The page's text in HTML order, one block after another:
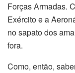
Forças Armadas.
Exército e a
no sapato dos
fora.
Como, então,